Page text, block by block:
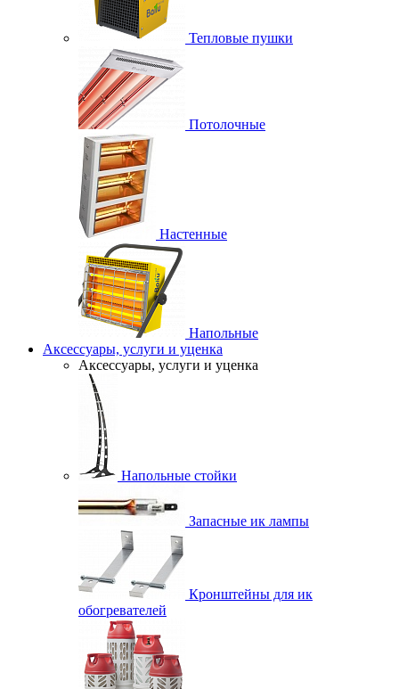
Тепловые пушки
Потолочные
Настенные
Напольные
Аксессуары, услуги и уценка
Аксессуары, услуги и уценка
Напольные стойки
Запасные ик лампы
Кронштейны для ик
обогревателей